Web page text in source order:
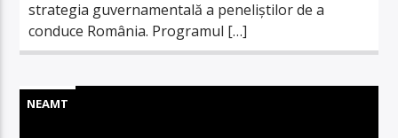
strategia guvernamentală a peneliștilor de a
conduce România. Programul […]
NEAMT